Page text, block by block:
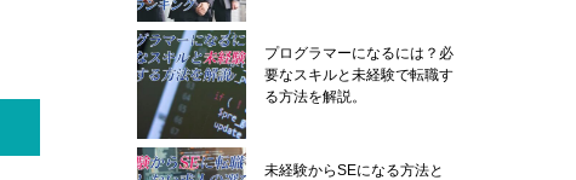
プログラマーになるには？必
要なスキルと未経験で転職す
る方法を解説。
未経験からSEになる方法と